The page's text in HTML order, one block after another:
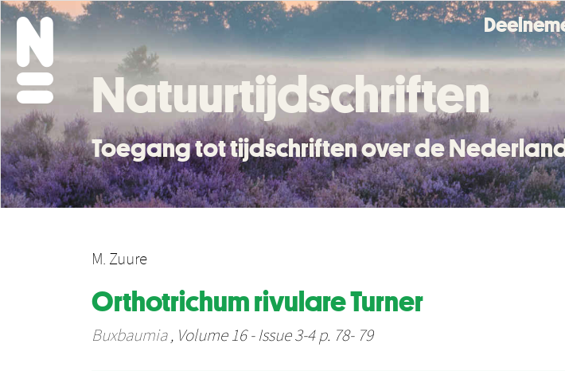
Natuurtijdschriften
Toegang tot tijdschriften over de
M. Zuure
Orthotrichum rivulare Turner
Buxbaumia, Volume 16 - Issue 3-4 p. 78- 79